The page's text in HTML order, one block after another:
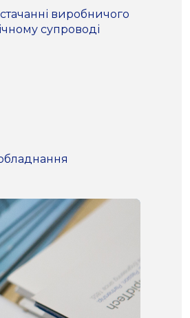
виробничого
супроводі